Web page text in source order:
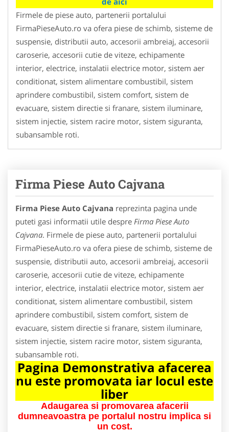
Firmele de piese auto, partenerii portalului
FirmaPieseAuto.ro va ofera piese de schimb, sisteme de
suspensie, distributii auto, accesorii ambreiaj, accesorii
caroserie, accesorii cutie de viteze, echipamente
interior, electrice, instalatii electrice motor, sistem aer
conditionat, sistem alimentare combustibil, sistem
aprindere combustibil, sistem comfort, sistem de
evacuare, sistem directie si franare, sistem iluminare,
sistem injectie, sistem racire motor, sistem siguranta,
subansamble roti.
Firma Piese Auto Cajvana
Firma Piese Auto Cajvana reprezinta pagina unde
puteti gasi informatii utile despre Firma Piese Auto
Cajvana. Firmele de piese auto, partenerii portalului
FirmaPieseAuto.ro va ofera piese de schimb, sisteme de
suspensie, distributii auto, accesorii ambreiaj, accesorii
caroserie, accesorii cutie de viteze, echipamente
interior, electrice, instalatii electrice motor, sistem aer
conditionat, sistem alimentare combustibil, sistem
aprindere combustibil, sistem comfort, sistem de
evacuare, sistem directie si franare, sistem iluminare,
sistem injectie, sistem racire motor, sistem siguranta,
subansamble roti.
Pagina Demonstrativa afacerea
nu este promovata iar locul este
liber
Adaugarea si promovarea afacerii
dumneavoastra pe portalul nostru implica si
un cost.